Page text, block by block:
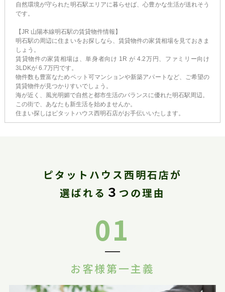
自然環境が守られた明石駅エリアに暮らせば、心豊かな生活が送れそう
です。
【JR 山陽本線明石駅の賃貸物件情報】
明石駅の周辺に住まいをお探しなら、賃貸物件の家賃相場を見ておきま
しょう。
賃貸物件の家賃相場は、単身者向け 1R が 4.2万円、ファミリー向け
3LDKが 6.7万円です。
物件数も豊富なためペット可マンションや新築アパートなど、ご希望の
賃貸物件が見つかりすいでしょう。
海が近く、風光明媚で自然と都市生活のバランスに優れた明石駅周辺。
この街で、あなたも新生活を始めませんか。
住まい探しはピタットハウス西明石店がお手伝いいたします。
ピタットハウス西明石店が
選ばれる ３ つの理由
01
お客様第一主義